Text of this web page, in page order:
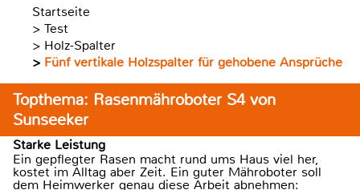
Startseite
> Test
> Holz-Spalter
> Fünf vertikale Holzspalter für gehobene Ansprüche
Topthema: Rasenmähroboter S4 von
Sunseeker
Starke Leistung
Ein gepflegter Rasen macht rund ums Haus viel her,
kostet im Alltag aber Zeit. Ein guter Mähroboter soll
dem Heimwerker genau diese Arbeit abnehmen: